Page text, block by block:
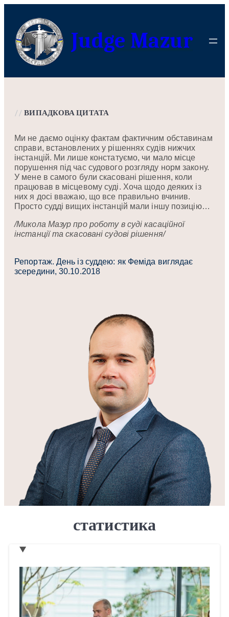
вмісту
Judge Mazur
// ВИПАДКОВА ЦИТАТА
Ми не даємо оцінку фактам фактичним обставинам
справи, встановлених у рішеннях судів нижчих
інстанцій. Ми лише констатуємо, чи мало місце
порушення під час судового розгляду норм закону.
У мене в самого були скасовані рішення, коли
працював в місцевому суді. Хоча щодо деяких із
них я досі вважаю, що все правильно вчинив.
Просто судді вищих інстанцій мали іншу позицію…
/Микола Мазур про роботу в суді касаційної
інстанції та скасовані судові рішення/
Репортаж. День із суддею: як Феміда виглядає
зсередини, 30.10.2018
статистика